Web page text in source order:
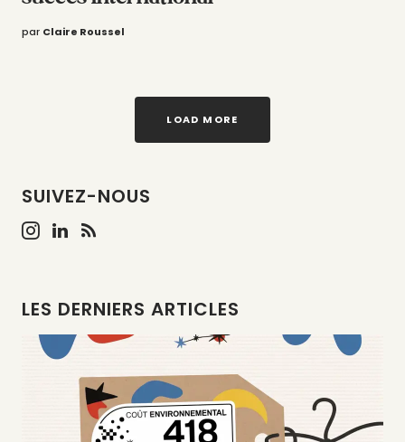
par Claire Roussel
LOAD MORE
SUIVEZ-NOUS
LES DERNIERS ARTICLES